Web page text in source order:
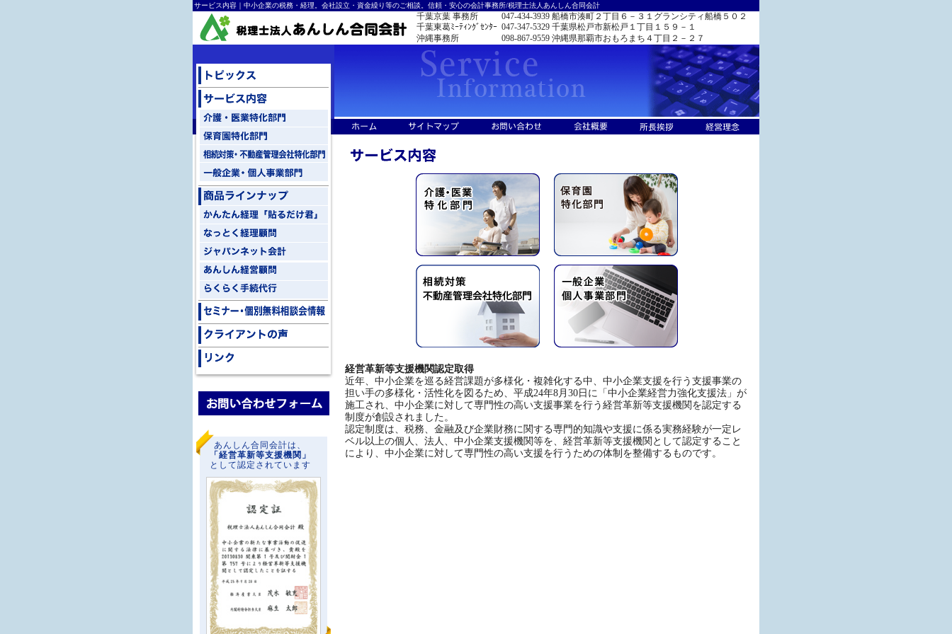
サービス内容｜中小企業の税務・経理。会社設立・資金繰り等のご相談。信頼・安心の会計事務所/税理士法人あんしん合同会計
千葉京葉 事務所 047-434-3939 船橋市湊町２丁目６－３１グランシティ船橋５０２
千葉東葛ﾐｰﾃｨﾝｸﾞｾﾝﾀｰ 047-347-5329 千葉県松戸市新松戸１丁目１５９－１
沖縄事務所
098-867-9559 沖縄県那覇市おもろまち４丁目２－２７
経営革新等支援機関認定取得
近年、中小企業を巡る経営課題が多様化・複雑化する中、中小企業支援を行う支援事業の
担い手の多様化・活性化を図るため、平成24年8月30日に「中小企業経営力強化支援法」が
施工され、中小企業に対して専門性の高い支援事業を行う経営革新等支援機関を認定する
制度が創設されました。
認定制度は、税務、金融及び企業財務に関する専門的知識や支援に係る実務経験が一定レ
ベル以上の個人、法人、中小企業支援機関等を、経営革新等支援機関として認定すること
により、中小企業に対して専門性の高い支援を行うための体制を整備するものです。
あんしん合同会計は、
「経営革新等支援機関」
として認定されています